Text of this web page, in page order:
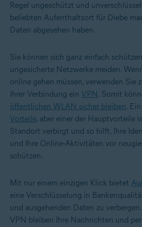
Regel ungeschützt und
beliebten Aufenthaltsort für Diebe
Daten abgesehen haben.
Sie können sich ganz einfach
ungesicherte Netzwerke meiden.
online gehen müssen, verwenden Sie
Ihrer Verbindung ein VPN . Somit
öffentlichen WLAN sicher bleiben. Ein
Vorteile, aber einer der Hauptvorteile
Standort verbirgt und so hilft, Ihre
und Ihre Online-Aktivitäten vor
schützen.
Mit nur einem einzigen Klick bietet
eine Verschlüsselung in
und ausgehenden Daten zu
VPN bleiben Ihre Nachrichten und